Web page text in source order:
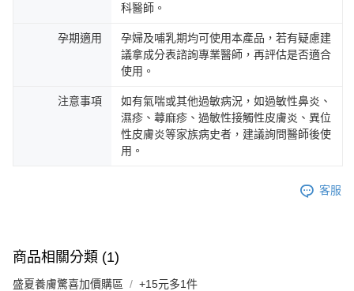
科醫師。
孕期適用
孕婦及哺乳期均可使用本產品，若有疑慮建
議拿成分表諮詢專業醫師，再評估是否適合
使用。
注意事項
如有氣喘或其他過敏病況，如過敏性鼻炎、
濕疹、蕁麻疹、過敏性接觸性皮膚炎、異位
性皮膚炎等家族病史者，建議詢問醫師後使
用。
客服
商品相關分類 (1)
盛夏養膚驚喜加價購區 +15元多1件